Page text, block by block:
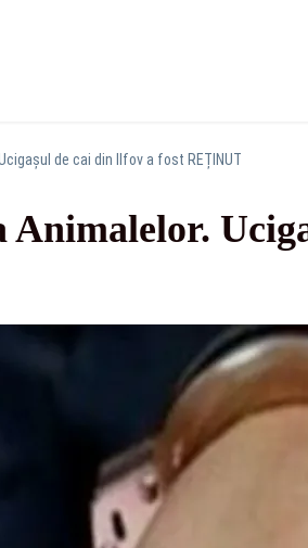
de cai din Ilfov a fost REȚINUT